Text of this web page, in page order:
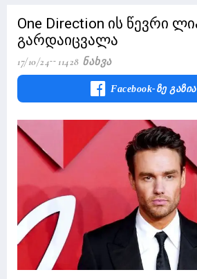
One Direction ის წევრი
გარდაიცვალა
17/10/24 11428 Ნახვა
Facebook-Ზე